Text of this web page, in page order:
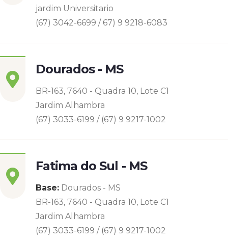
jardim Universitario
(67) 3042-6699 / 67) 9 9218-6083
Dourados - MS
BR-163, 7640 - Quadra 10, Lote C1
Jardim Alhambra
(67) 3033-6199 / (67) 9 9217-1002
Fatima do Sul - MS
Base: Dourados - MS
BR-163, 7640 - Quadra 10, Lote C1
Jardim Alhambra
(67) 3033-6199 / (67) 9 9217-1002